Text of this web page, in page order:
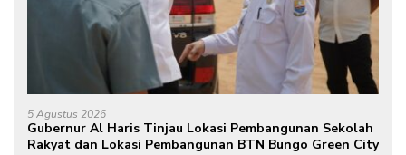
5 Agustus 2026
Gubernur Al Haris Tinjau Lokasi Pembangunan Sekolah
Rakyat dan Lokasi Pembangunan BTN Bungo Green City